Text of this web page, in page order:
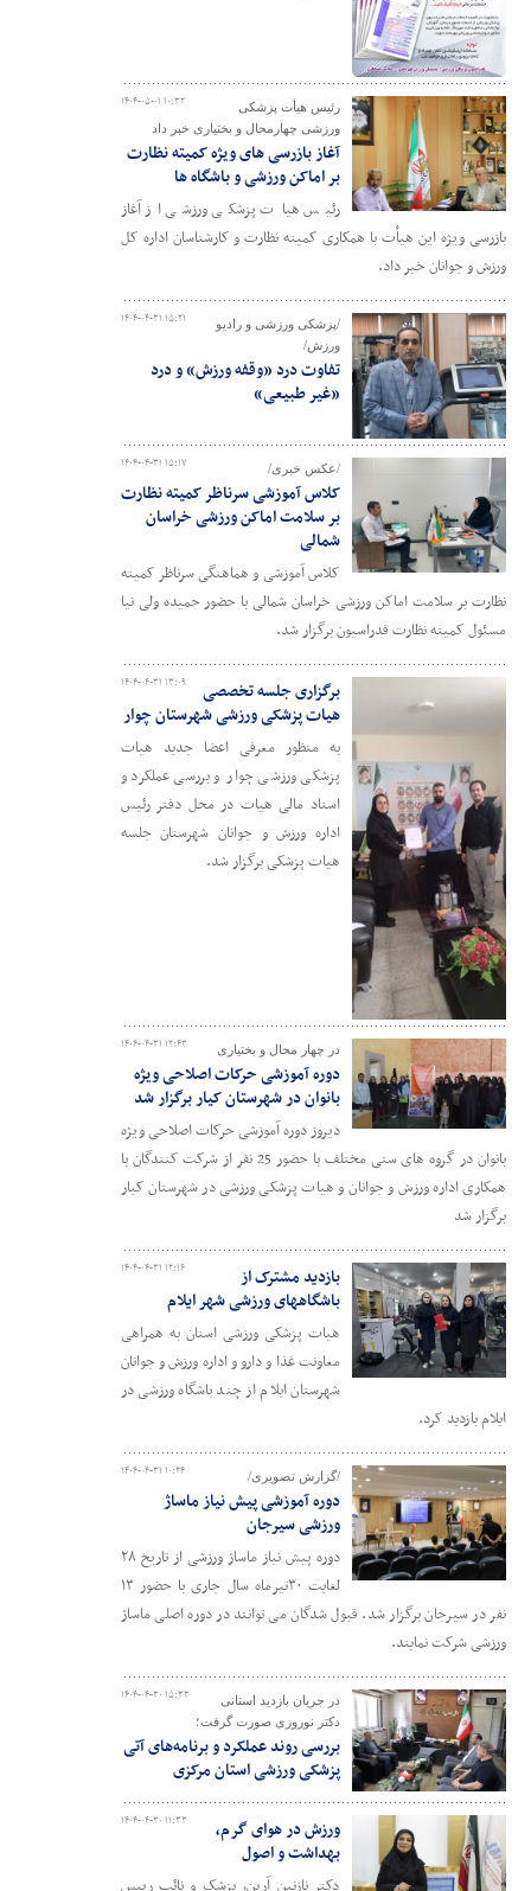
۱۴۰۴-۰۵-۰۱ ۱۰:۳۲
رئیس هیأت پزشکی
ورزشی چهارمحال و بختیاری خبر داد
آغاز بازرسی های ویژه کمیته نظارت
بر اماکن ورزشی و باشگاه ها
رئیس هیات پزشکی ورزشی از آغاز
بازرسی ویژه این هیأت با همکاری کمیته نظارت و کارشناسان اداره کل
ورزش و جوانان خبر داد.
۱۴۰۴-۰۴-۳۱ ۱۵:۲۱
/پزشکی ورزشی و رادیو
ورزش/
تفاوت درد «وقفه ورزش» و درد
«غیر طبیعی»
۱۴۰۴-۰۴-۳۱ ۱۵:۱۷ /عکس خبری/
کلاس آموزشی سرناظر کمیته نظارت
بر سلامت اماکن ورزشی خراسان
شمالی
کلاس آموزشی و هماهنگی سرناظر کمیته
نظارت بر سلامت اماکن ورزشی خراسان شمالی با حضور حمیده ولی نیا
مسئول کمیته نظارت فدراسیون برگزار شد.
۱۴۰۴-۰۴-۳۱ ۱۳:۰۹
برگزاری جلسه تخصصی
هیات پزشکی ورزشی شهرستان چوار
به منظور معرفی اعضا جدید هیات
پزشکی ورزشی چوار و بررسی عملکرد و
اسناد مالی هیات در محل دفتر رئیس
اداره ورزش و جوانان شهرستان جلسه
هیات پزشکی برگزار شد.
۱۴۰۴-۰۴-۳۱ ۱۲:۴۳ در چهار محال و بختیاری
دوره آموزشی حرکات اصلاحی ویژه
بانوان در شهرستان کیار برگزار شد
دیروز دوره آموزشی حرکات اصلاحی ویژه
بانوان در گروه های سنی مختلف با حضور 25 نفر از شرکت کنندگان با
همکاری اداره ورزش و جوانان و هیات پزشکی ورزشی در شهرستان کیار
برگزار شد
۱۴۰۴-۰۴-۳۱ ۱۲:۱۶
بازدید مشترک از
باشگاههای ورزشی شهر ایلام
هیات پزشکی ورزشی استان به همراهی
معاونت غذا و دارو و اداره ورزش و جوانان
شهرستان ایلام از چند باشگاه ورزشی در
ایلام بازدید کرد.
۱۴۰۴-۰۴-۳۱ ۱۰:۲۴ /گزارش تصویری/
دوره آموزشی پیش نیاز ماساژ
ورزشی سیرجان
دوره پیش نیاز ماساژ ورزشی از تاریخ ۲۸
لغایت ۳۰تیرماه سال جاری با حضور ۱۳
نفر در سیرجان برگزار شد. قبول شدگان می توانند در دوره اصلی ماساژ
ورزشی شرکت نمایند.
۱۴۰۴-۰۴-۳۰ ۱۵:۳۳
در جریان بازدید استانی
دکتر نوروزی صورت گرفت؛
بررسی روند عملکرد و برنامه‌های آتی
پزشکی ورزشی استان مرکزی
۱۴۰۴-۰۴-۳۰ ۱۱:۳۳
ورزش در هوای گرم،
بهداشت و اصول